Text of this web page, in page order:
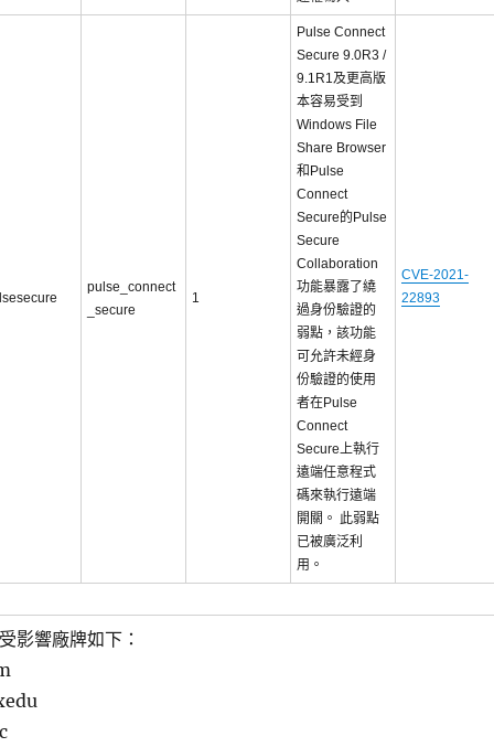
pulse_connect
_secure
1
Pulse Connect
Secure 9.0R3 /
9.1R1及更高版
本容易受到
Windows File
Share Browser
和Pulse
Connect
Secure的Pulse
Secure
Collaboration
功能暴露了繞
過身份驗證的
弱點，該功能
可允許未經身
份驗證的使用
者在Pulse
Connect
Secure上執行
遠端任意程式
碼來執行遠端
開關。 此弱點
已被廣泛利
用。
CVE-2021-
22893
受影響廠牌如下：